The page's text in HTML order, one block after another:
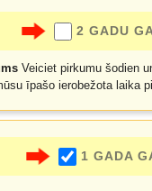
2 GADU
Veiciet pirkumu šodien
īpašo ierobežota laika
1 GADA